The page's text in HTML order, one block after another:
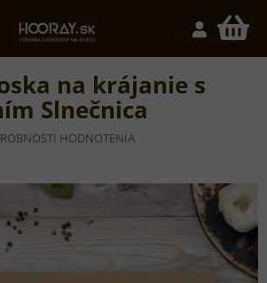
na krájanie s
Slnečnica
HODNOTENIA